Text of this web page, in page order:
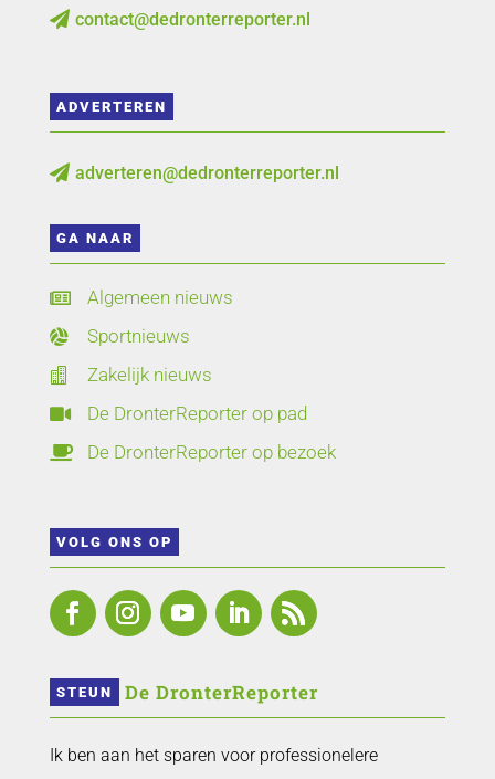
 contact@dedronterreporter.nl
ADVERTEREN
 adverteren@dedronterreporter.nl
GA NAAR
 Algemeen nieuws
 Sportnieuws
 Zakelijk nieuws
 De DronterReporter op pad
 De DronterReporter op bezoek
VOLG ONS OP
STEUN De DronterReporter
Ik ben aan het sparen voor professionelere